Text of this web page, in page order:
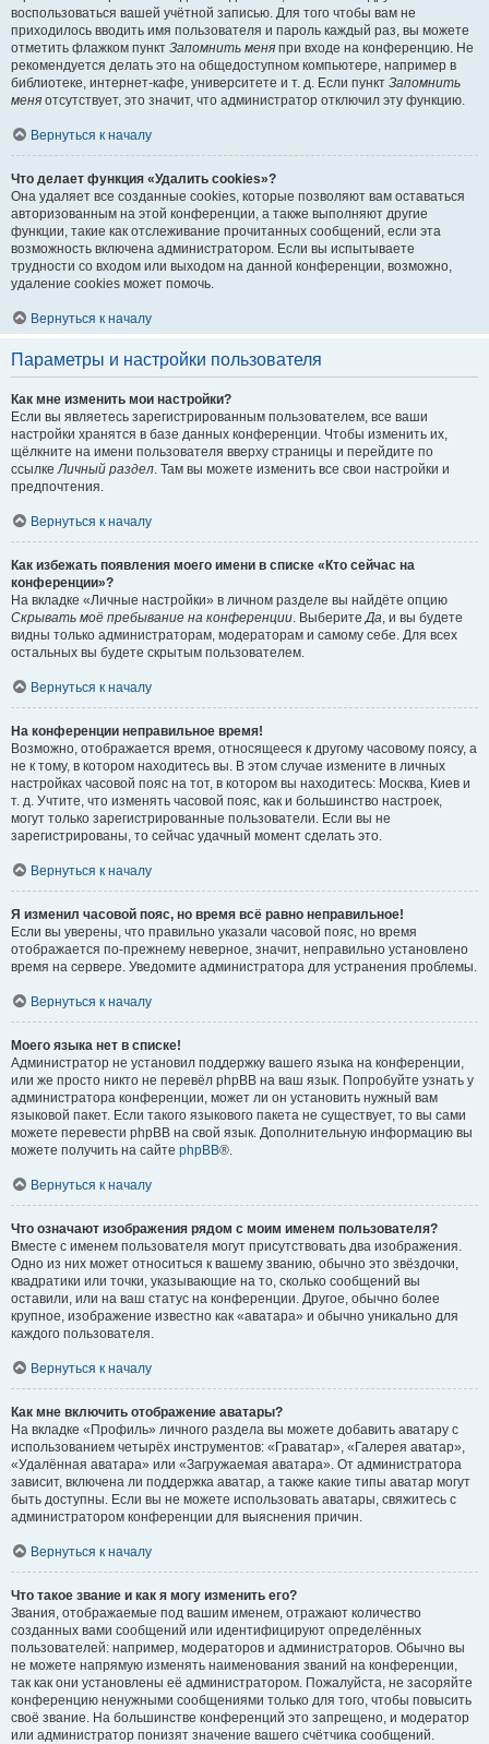
воспользоваться вашей учётной записью. Для того чтобы вам не
приходилось вводить имя пользователя и пароль каждый раз, вы можете
отметить флажком пункт Запомнить меня при входе на конференцию. Не
рекомендуется делать это на общедоступном компьютере, например в
библиотеке, интернет-кафе, университете и т. д. Если пункт Запомнить
меня отсутствует, это значит, что администратор отключил эту функцию.
Вернуться к началу
Что делает функция «Удалить cookies»?
Она удаляет все созданные cookies, которые позволяют вам оставаться
авторизованным на этой конференции, а также выполняют другие
функции, такие как отслеживание прочитанных сообщений, если эта
возможность включена администратором. Если вы испытываете
трудности со входом или выходом на данной конференции, возможно,
удаление cookies может помочь.
Вернуться к началу
Параметры и настройки пользователя
Как мне изменить мои настройки?
Если вы являетесь зарегистрированным пользователем, все ваши
настройки хранятся в базе данных конференции. Чтобы изменить их,
щёлкните на имени пользователя вверху страницы и перейдите по
ссылкеЛичный раздел. Там вы можете изменить все свои настройки и
предпочтения.
Вернуться к началу
Как избежать появления моего имени в списке «Кто сейчас на
конференции»?
На вкладке «Личные настройки» в личном разделе вы найдёте опцию
Скрывать моё пребывание на конференции. ВыберитеДа, и вы будете
видны только администраторам, модераторам и самому себе. Для всех
остальных вы будете скрытым пользователем.
Вернуться к началу
На конференции неправильное время!
Возможно, отображается время, относящееся к другому часовому поясу, а
не к тому, в котором находитесь вы. В этом случае измените в личных
настройках часовой пояс на тот, в котором вы находитесь: Москва, Киев и
т. д. Учтите, что изменять часовой пояс, как и большинство настроек,
могут только зарегистрированные пользователи. Если вы не
зарегистрированы, то сейчас удачный момент сделать это.
Вернуться к началу
Я изменил часовой пояс, но время всё равно неправильное!
Если вы уверены, что правильно указали часовой пояс, но время
отображается по-прежнему неверное, значит, неправильно установлено
время на сервере. Уведомите администратора для устранения проблемы.
Вернуться к началу
Моего языка нет в списке!
Администратор не установил поддержку вашего языка на конференции,
или же просто никто не перевёл phpBB на ваш язык. Попробуйте узнать у
администратора конференции, может ли он установить нужный вам
языковой пакет. Если такого языкового пакета не существует, то вы сами
можете перевести phpBB на свой язык. Дополнительную информацию вы
можете получить на сайте phpBB®.
Вернуться к началу
Что означают изображения рядом с моим именем пользователя?
Вместе с именем пользователя могут присутствовать два изображения.
Одно из них может относиться к вашему званию, обычно это звёздочки,
квадратики или точки, указывающие на то, сколько сообщений вы
оставили, или на ваш статус на конференции. Другое, обычно более
крупное, изображение известно как «аватара» и обычно уникально для
каждого пользователя.
Вернуться к началу
Как мне включить отображение аватары?
На вкладке «Профиль» личного раздела вы можете добавить аватару с
использованием четырёх инструментов: «Граватар», «Галерея аватар»,
«Удалённая аватара» или «Загружаемая аватара». От администратора
зависит, включена ли поддержка аватар, а также какие типы аватар могут
быть доступны. Если вы не можете использовать аватары, свяжитесь с
администратором конференции для выяснения причин.
Вернуться к началу
Что такое звание и как я могу изменить его?
Звания, отображаемые под вашим именем, отражают количество
созданных вами сообщений или идентифицируют определённых
пользователей: например, модераторов и администраторов. Обычно вы
не можете напрямую изменять наименования званий на конференции,
так как они установлены её администратором. Пожалуйста, не засоряйте
конференцию ненужными сообщениями только для того, чтобы повысить
своё звание. На большинстве конференций это запрещено, и модератор
или администратор понизят значение вашего счётчика сообщений.